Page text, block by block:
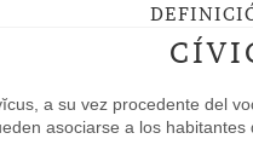
a su vez procedente del
asociarse a los